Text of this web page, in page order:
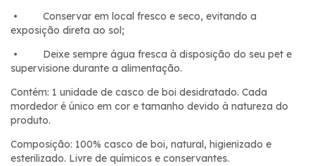
• Conservar em local fresco e seco, evitando a
exposição direta ao sol;
• Deixe sempre água fresca à disposição do seu pet e
supervisione durante a alimentação.
Contém: 1 unidade de casco de boi desidratado. Cada
mordedor é único em cor e tamanho devido à natureza do
produto.
Composição: 100% casco de boi, natural, higienizado e
esterilizado. Livre de químicos e conservantes.